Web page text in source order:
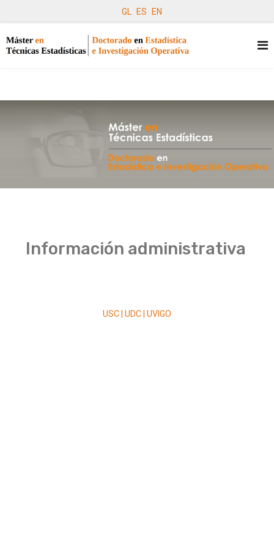
GL ES EN
Información administrativa
USC | UDC | UVIGO